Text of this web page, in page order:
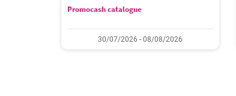
Promocash catalogue
30/07/2026 - 08/08/2026